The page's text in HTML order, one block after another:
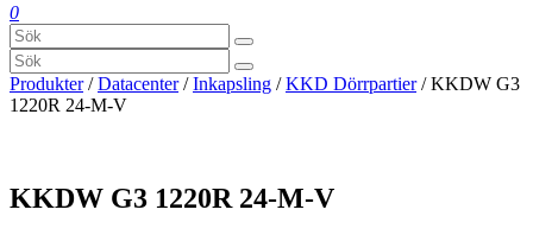
0
Produkter/Datacenter/Inkapsling /KKD Dörrpartier/ KKDW G3
1220R 24-M-V
KKDW G3 1220R 24-M-V